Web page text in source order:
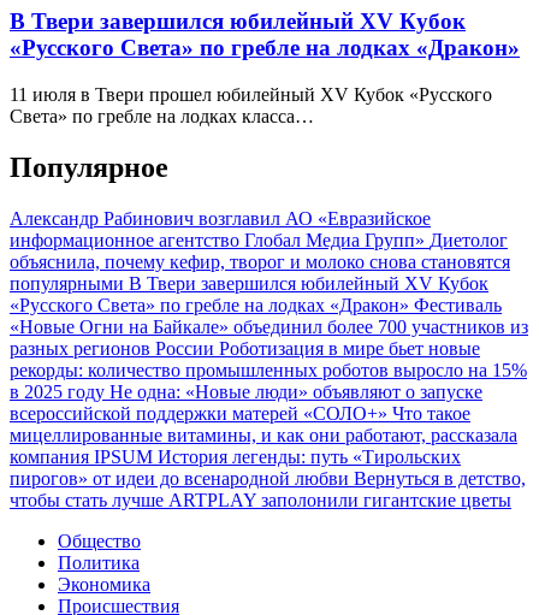
В Твери завершился юбилейный XV Кубок
«Русского Света» по гребле на лодках «Дракон»
11 июля в Твери прошел юбилейный XV Кубок «Русского
Света» по гребле на лодках класса…
Популярное
Александр Рабинович возглавил АО «Евразийское
информационное агентство Глобал Медиа Групп» Диетолог
объяснила, почему кефир, творог и молоко снова становятся
популярными В Твери завершился юбилейный XV Кубок
«Русского Света» по гребле на лодках «Дракон» Фестиваль
«Новые Огни на Байкале» объединил более 700 участников из
разных регионов России Роботизация в мире бьет новые
рекорды: количество промышленных роботов выросло на 15%
в 2025 году Не одна: «Новые люди» объявляют о запуске
всероссийской поддержки матерей «СОЛО+» Что такое
мицеллированные витамины, и как они работают, рассказала
компания IPSUM История легенды: путь «Тирольских
пирогов» от идеи до всенародной любви Вернуться в детство,
чтобы стать лучше ARTPLAY заполонили гигантские цветы
Общество
Политика
Экономика
Происшествия